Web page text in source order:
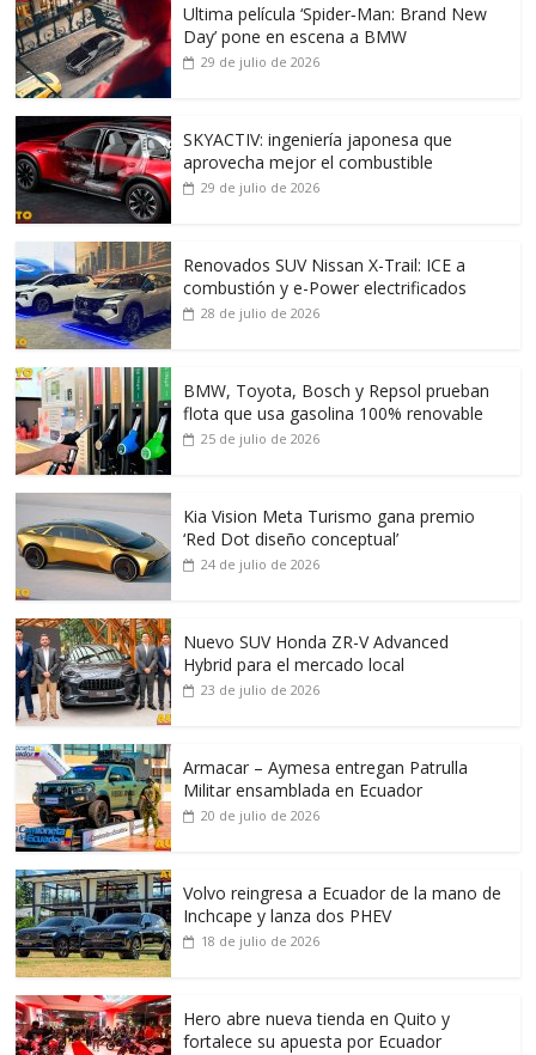
Ultima película ‘Spider‑Man: Brand New
Day’ pone en escena a BMW
29 de julio de 2026
SKYACTIV: ingeniería japonesa que
aprovecha mejor el combustible
29 de julio de 2026
Renovados SUV Nissan X-Trail: ICE a
combustión y e-Power electrificados
28 de julio de 2026
BMW, Toyota, Bosch y Repsol prueban
flota que usa gasolina 100% renovable
25 de julio de 2026
Kia Vision Meta Turismo gana premio
‘Red Dot diseño conceptual’
24 de julio de 2026
Nuevo SUV Honda ZR-V Advanced
Hybrid para el mercado local
23 de julio de 2026
Armacar – Aymesa entregan Patrulla
Militar ensamblada en Ecuador
20 de julio de 2026
Volvo reingresa a Ecuador de la mano de
Inchcape y lanza dos PHEV
18 de julio de 2026
Hero abre nueva tienda en Quito y
fortalece su apuesta por Ecuador